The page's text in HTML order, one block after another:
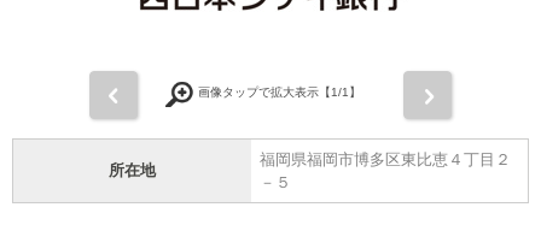
画像タップで拡大表示【1/1】
所在地
福岡県福岡市博多区東比恵４丁目２
－５